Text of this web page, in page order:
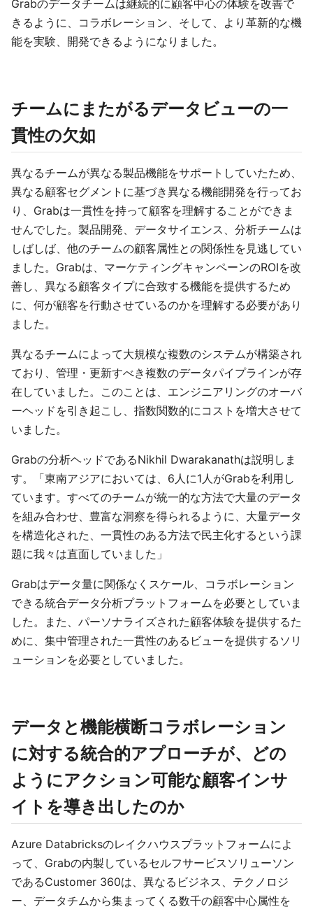
Grabのデータチームは継続的に顧客中心の体験を改善で
きるように、コラボレーション、そして、より革新的な機
能を実験、開発できるようになりました。
チームにまたがるデータビューの一
貫性の欠如
異なるチームが異なる製品機能をサポートしていたため、
異なる顧客セグメントに基づき異なる機能開発を行ってお
り、Grabは一貫性を持って顧客を理解することができま
せんでした。製品開発、データサイエンス、分析チームは
しばしば、他のチームの顧客属性との関係性を見逃してい
ました。Grabは、マーケティングキャンペーンのROIを改
善し、異なる顧客タイプに合致する機能を提供するため
に、何が顧客を行動させているのかを理解する必要があり
ました。
異なるチームによって大規模な複数のシステムが構築され
ており、管理・更新すべき複数のデータパイプラインが存
在していました。このことは、エンジニアリングのオーバ
ーヘッドを引き起こし、指数関数的にコストを増大させて
いました。
Grabの分析ヘッドであるNikhil Dwarakanathは説明しま
す。「東南アジアにおいては、6人に1人がGrabを利用し
ています。すべてのチームが統一的な方法で大量のデータ
を組み合わせ、豊富な洞察を得られるように、大量データ
を構造化された、一貫性のある方法で民主化するという課
題に我々は直面していました」
Grabはデータ量に関係なくスケール、コラボレーション
できる統合データ分析プラットフォームを必要としていま
した。また、パーソナライズされた顧客体験を提供するた
めに、集中管理された一貫性のあるビューを提供するソリ
ューションを必要としていました。
データと機能横断コラボレーション
に対する統合的アプローチが、どの
ようにアクション可能な顧客インサ
イトを導き出したのか
Azure Databricksのレイクハウスプラットフォームによ
って、Grabの内製しているセルフサービスソリューソン
であるCustomer 360は、異なるビジネス、テクノロジ
ー、データチムから集まってくる数千の顧客中心属性を